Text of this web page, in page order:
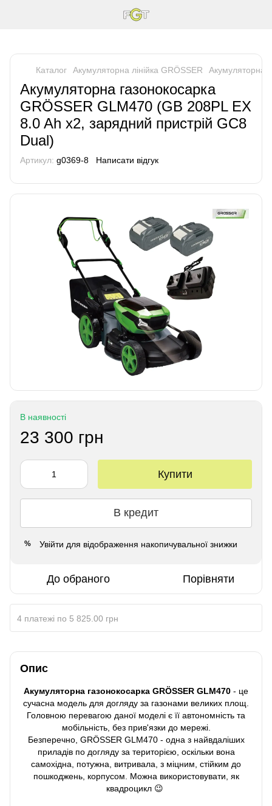
Каталог Акумуляторна лінійка GRÖSSER Акумуляторна
Акумуляторна газонокосарка
GRÖSSER GLM470 (GB 208PL EX
8.0 Ah x2, зарядний пристрій GC8
Dual)
Артикул: g0369-8 Написати відгук
В наявності
23 300 грн
Купити
В кредит
% Увійти для відображення накопичувальної знижки
До обраного Порівняти
4 платежі по 5 825.00 грн
Опис
Акумуляторна газонокосарка GRÖSSER GLM470 - це
сучасна модель для догляду за газонами великих площ.
Головною перевагою даної моделі є її автономність та
мобільність, без прив'язки до мережі.
Безперечно, GRÖSSER GLM470 - одна з найвдаліших
приладів по догляду за територією, оскільки вона
самохідна, потужна, витривала, з міцним, стійким до
пошкоджень, корпусом. Можна використовувати, як
квадроцикл 😉